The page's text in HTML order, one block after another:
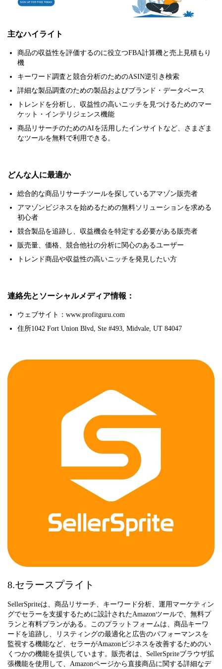
主なハイライト
商品の収益性を評価するのに役立つFBA計算機と売上見積もり
機
キーワード調査と競合分析のためのASIN逆引き検索
詳細な製品調査のための製品およびブランド・データベース
トレンドを分析し、収益性の高いニッチを見つけるためのマー
ケット・インテリジェンス機能
商品リサーチのためのAIを活用したインサイトなど、さまざま
なツールを無料で利用できる。
どんな人に最適か
総合的な商品リサーチツールを探しているアマゾン販売者
アマゾンビジネスを始めるための無料ソリューションを求める
初心者
競合製品を追跡し、収益機会を特定する必要がある販売者
販売量、価格、競合他社の分析に関心のあるユーザー
トレンド商品や収益性の高いニッチを発見したい方
連絡先とソーシャルメディア情報：
ウェブサイト：www.profitguru.com
住所1042 Fort Union Blvd, Ste #493, Midvale, UT 84047
8.セラースプライト
SellerSpriteは、商品リサーチ、キーワード分析、運用マーケティン
グでセラーを支援するために設計されたAmazonツールで、無料プ
ランと有料プランがある。このプラットフォームは、商品キーワ
ードを追跡し、リスティングの最適化と広告のパフォーマンスを
監視する機能など、セラーがAmazonビジネスを改善するためのい
くつかの機能を提供しています。販売者は、SellerSpriteブラウザ拡
張機能を使用して、Amazonページから直接商品に関する詳細なデ